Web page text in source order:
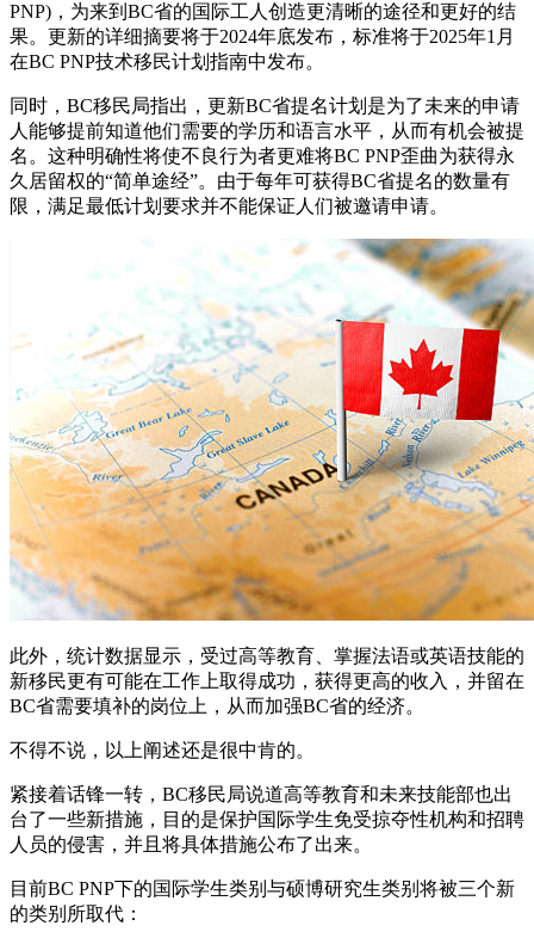
PNP)，为来到BC省的国际工人创造更清晰的途径和更好的结
果。更新的详细摘要将于2024年底发布，标准将于2025年1月
在BC PNP技术移民计划指南中发布。
同时，BC移民局指出，更新BC省提名计划是为了未来的申请
人能够提前知道他们需要的学历和语言水平，从而有机会被提
名。这种明确性将使不良行为者更难将BC PNP歪曲为获得永
久居留权的“简单途经”。由于每年可获得BC省提名的数量有
限，满足最低计划要求并不能保证人们被邀请申请。
此外，统计数据显示，受过高等教育、掌握法语或英语技能的
新移民更有可能在工作上取得成功，获得更高的收入，并留在
BC省需要填补的岗位上，从而加强BC省的经济。
不得不说，以上阐述还是很中肯的。
紧接着话锋一转，BC移民局说道高等教育和未来技能部也出
台了一些新措施，目的是保护国际学生免受掠夺性机构和招聘
人员的侵害，并且将具体措施公布了出来。
目前BC PNP下的国际学生类别与硕博研究生类别将被三个新
的类别所取代：